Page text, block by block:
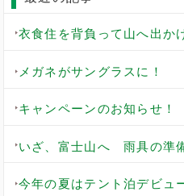
衣食住を背負って山へ出か
メガネがサングラスに！
キャンペーンのお知らせ！
いざ、富士山へ 雨具の準
今年の夏はテント泊デビュ